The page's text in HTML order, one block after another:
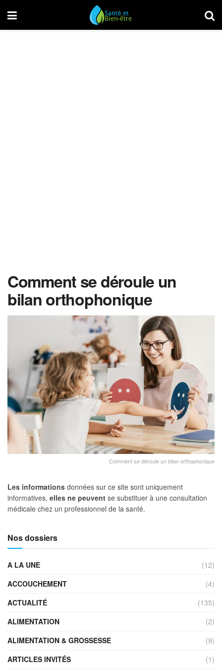
Comment se déroule un
bilan orthophonique
Comment se déroule un bilan orthophonique
Les informations données sur ce site sont uniquement
informatives, elles ne peuvent se substituer à une consultation
médicale chez un professionnel de la santé.
Nos dossiers
A LA UNE
(12)
ACCOUCHEMENT
(4)
ACTUALITÉ
(135)
ALIMENTATION
(2)
ALIMENTATION & GROSSESSE
(9)
ARTICLES INVITÉS
(1)